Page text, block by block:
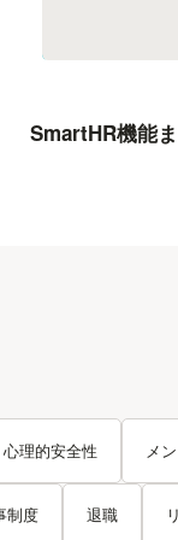
SmartHR機能
心理的安全性 メ
制度 退職